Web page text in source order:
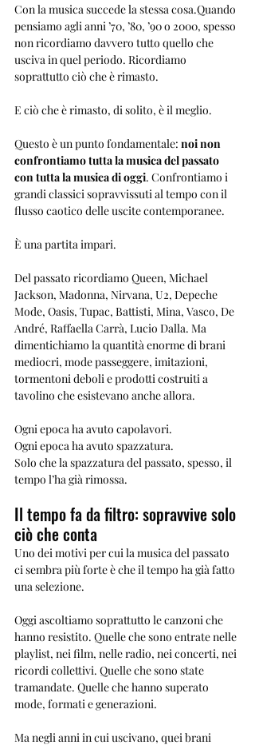
Con la musica succede la stessa cosa.Quando
pensiamo agli anni ’70, ’80, ’90 o 2000, spesso
non ricordiamo davvero tutto quello che
usciva in quel periodo. Ricordiamo
soprattutto ciò che è rimasto.
E ciò che è rimasto, di solito, è il meglio.
Questo è un punto fondamentale: noi non
confrontiamo tutta la musica del passato
con tutta la musica di oggi. Confrontiamo i
grandi classici sopravvissuti al tempo con il
flusso caotico delle uscite contemporanee.
È una partita impari.
Del passato ricordiamo Queen, Michael
Jackson, Madonna, Nirvana, U2, Depeche
Mode, Oasis, Tupac, Battisti, Mina, Vasco, De
André, Raffaella Carrà, Lucio Dalla. Ma
dimentichiamo la quantità enorme di brani
mediocri, mode passeggere, imitazioni,
tormentoni deboli e prodotti costruiti a
tavolino che esistevano anche allora.
Ogni epoca ha avuto capolavori.
Ogni epoca ha avuto spazzatura.
Solo che la spazzatura del passato, spesso, il
tempo l’ha già rimossa.
Il tempo fa da filtro: sopravvive solo
ciò che conta
Uno dei motivi per cui la musica del passato
ci sembra più forte è che il tempo ha già fatto
una selezione.
Oggi ascoltiamo soprattutto le canzoni che
hanno resistito. Quelle che sono entrate nelle
playlist, nei film, nelle radio, nei concerti, nei
ricordi collettivi. Quelle che sono state
tramandate. Quelle che hanno superato
mode, formati e generazioni.
Ma negli anni in cui uscivano, quei brani